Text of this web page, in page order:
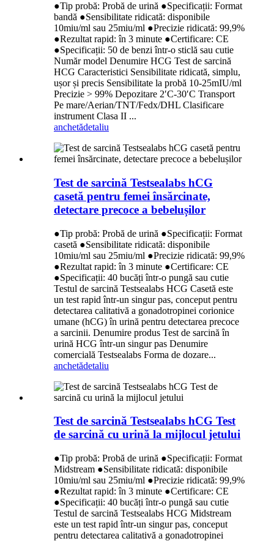
●Tip probă: Probă de urină ●Specificații: Format
bandă ●Sensibilitate ridicată: disponibile
10miu/ml sau 25miu/ml ●Precizie ridicată: 99,9%
●Rezultat rapid: în 3 minute ●Certificare: CE
●Specificații: 50 de benzi într-o sticlă sau cutie
Număr model Denumire HCG Test de sarcină
HCG Caracteristici Sensibilitate ridicată, simplu,
ușor și precis Sensibilitate la probă 10-25mIU/ml
Precizie > 99% Depozitare 2′C-30′C Transport
Pe mare/Aerian/TNT/Fedx/DHL Clasificare
instrument Clasa II ...
anchetădetaliu
Test de sarcină Testsealabs hCG
casetă pentru femei însărcinate,
detectare precoce a bebelușilor
●Tip probă: Probă de urină ●Specificații: Format
casetă ●Sensibilitate ridicată: disponibile
10miu/ml sau 25miu/ml ●Precizie ridicată: 99,9%
●Rezultat rapid: în 3 minute ●Certificare: CE
●Specificații: 40 bucăți într-o pungă sau cutie
Testul de sarcină Testsealabs HCG Casetă este
un test rapid într-un singur pas, conceput pentru
detectarea calitativă a gonadotropinei corionice
umane (hCG) în urină pentru detectarea precoce
a sarcinii. Denumire produs Test de sarcină în
urină HCG într-un singur pas Denumire
comercială Testsealabs Forma de dozare...
anchetădetaliu
Test de sarcină Testsealabs hCG Test
de sarcină cu urină la mijlocul jetului
●Tip probă: Probă de urină ●Specificații: Format
Midstream ●Sensibilitate ridicată: disponibile
10miu/ml sau 25miu/ml ●Precizie ridicată: 99,9%
●Rezultat rapid: în 3 minute ●Certificare: CE
●Specificații: 40 bucăți într-o pungă sau cutie
Testul de sarcină Testsealabs HCG Midstream
este un test rapid într-un singur pas, conceput
pentru detectarea calitativă a gonadotropinei